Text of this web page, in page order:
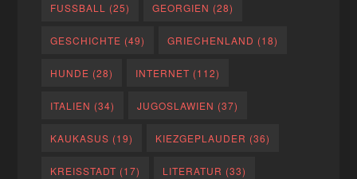
FUSSBALL (25) GEORGIEN (28)
GESCHICHTE (49) GRIECHENLAND (18)
HUNDE (28) INTERNET (112)
ITALIEN (34) JUGOSLAWIEN (37)
KAUKASUS (19) KIEZGEPLAUDER (36)
KREISSTADT (17) LITERATUR (33)